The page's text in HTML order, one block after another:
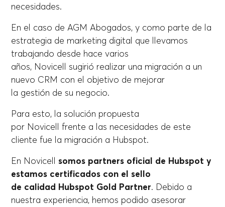
necesidades.
En el caso de AGM Abogados, y como parte de la
estrategia de marketing digital que llevamos
trabajando desde hace varios
años, Novicell sugirió realizar una migración a un
nuevo CRM con el objetivo de mejorar
la gestión de su negocio.
Para esto, la solución propuesta
por Novicell frente a las necesidades de este
cliente fue la migración a Hubspot.
En Novicellsomos partners oficial de Hubspot y
estamos certificados con el sello
de calidad Hubspot Gold Partner. Debido a
nuestra experiencia, hemos podido asesorar